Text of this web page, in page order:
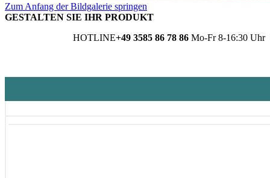
Zum Anfang der Bildgalerie springen
GESTALTEN SIE IHR PRODUKT
HOTLINE+49 3585 86 78 86 Mo-Fr 8-16:30 Uhr